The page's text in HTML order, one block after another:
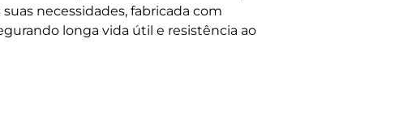
necessidades, fabricada com
longa vida útil e resistência ao